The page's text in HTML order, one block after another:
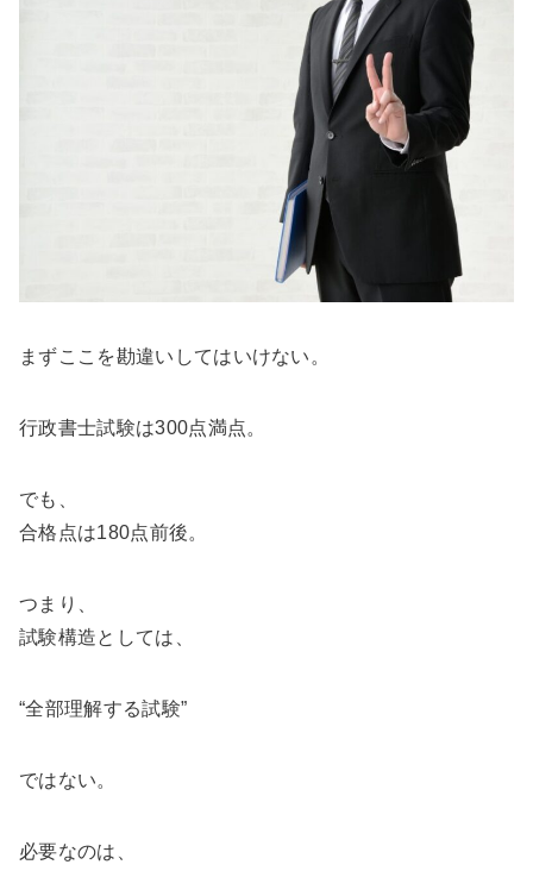
まずここを勘違いしてはいけない。
行政書士試験は300点満点。
でも、
合格点は180点前後。
つまり、
試験構造としては、
“全部理解する試験”
ではない。
必要なのは、